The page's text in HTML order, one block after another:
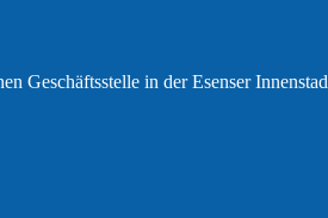
Geschäftsstelle in der Esenser